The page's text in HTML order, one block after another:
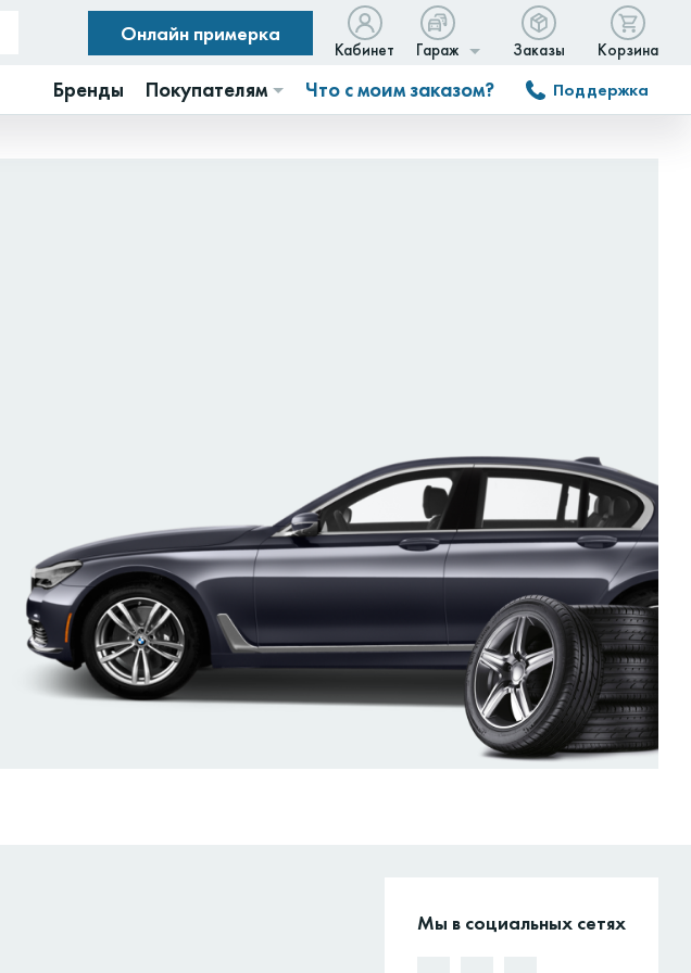
Онлайн примерка
Кабинет Гараж Заказы Корзина
Бренды Покупателям Что с моим заказом? Поддержка
Мы в социальных сетях